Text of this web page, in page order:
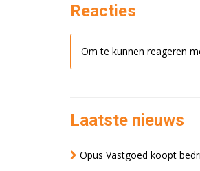
Reacties
Om te kunnen reageren
Laatste nieuws
Opus Vastgoed koopt